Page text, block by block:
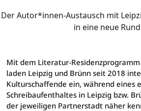
Der Autor*innen-Austausch mit
in eine neue
Mit dem Literatur-
laden Leipzig und Brünn seit 2018
Kulturschaffende ein, während eines
Schreibaufenthaltes in Leipzig bzw.
der jeweiligen Partnerstadt näher